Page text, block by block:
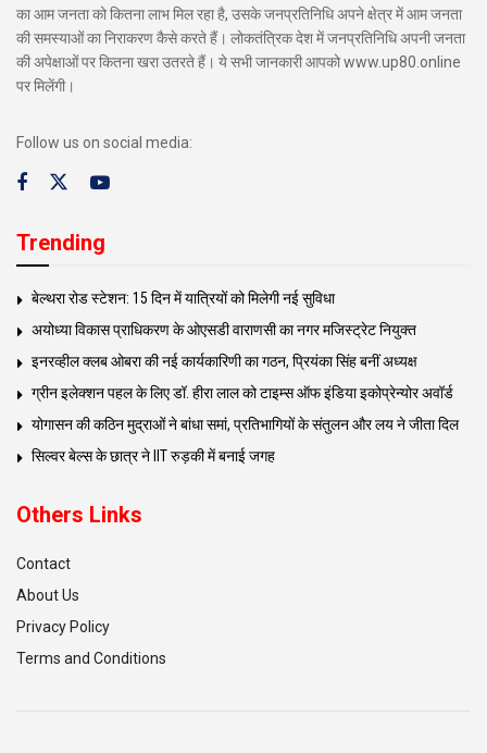
का आम जनता को कितना लाभ मिल रहा है, उसके जनप्रतिनिधि अपने क्षेत्र में आम जनता
की समस्याओं का निराकरण कैसे करते हैं। लोकतंत्रिक देश में जनप्रतिनिधि अपनी जनता
की अपेक्षाओं पर कितना खरा उतरते हैं। ये सभी जानकारी आपको www.up80.online
पर मिलेंगी।
Follow us on social media:
Trending
बेल्थरा रोड स्टेशन: 15 दिन में यात्रियों को मिलेगी नई सुविधा
अयोध्या विकास प्राधिकरण के ओएसडी वाराणसी का नगर मजिस्ट्रेट नियुक्त
इनरव्हील क्लब ओबरा की नई कार्यकारिणी का गठन, प्रियंका सिंह बनीं अध्यक्ष
ग्रीन इलेक्शन पहल के लिए डॉ. हीरा लाल को टाइम्स ऑफ इंडिया इकोप्रेन्योर अवॉर्ड
योगासन की कठिन मुद्राओं ने बांधा समां, प्रतिभागियों के संतुलन और लय ने जीता दिल
सिल्वर बेल्स के छात्र ने IIT रुड़की में बनाई जगह
Others Links
Contact
About Us
Privacy Policy
Terms and Conditions